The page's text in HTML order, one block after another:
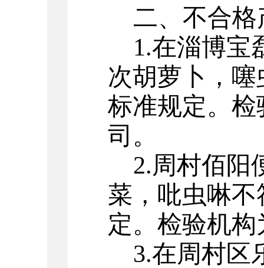
二、 不合格
1.在淄博宝
次胡萝卜， 噻
标准规定。 检
司。
2.周村佰阳
菜 ， 吡虫啉不
定。 检验机构
3.在周村区